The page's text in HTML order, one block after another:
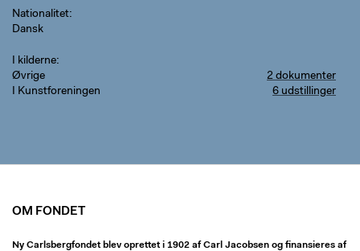
Nationalitet
Dansk
I kilderne
Øvrige
2 dokumenter
I Kunstforeningen
6 udstillinger
OM FONDET
Ny Carlsbergfondet blev oprettet i 1902 af Carl Jacobsen og finansieres af